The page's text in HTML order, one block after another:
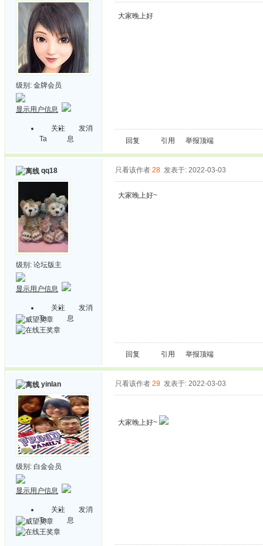
级别: 金牌会员
显示用户信息
关注
Ta
发消
息
大家晚上好
回复 引用 举报顶端
qq18
级别: 论坛版主
显示用户信息
关注
Ta
发消
息
只看该作者 28 发表于: 2022-03-03
大家晚上好~
回复 引用 举报顶端
yinlan
级别: 白金会员
显示用户信息
关注
Ta
发消
息
只看该作者 29 发表于: 2022-03-03
大家晚上好~